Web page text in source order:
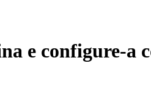
e configure-a